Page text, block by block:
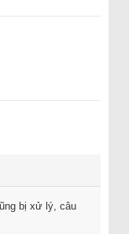
bị xử lý, câu